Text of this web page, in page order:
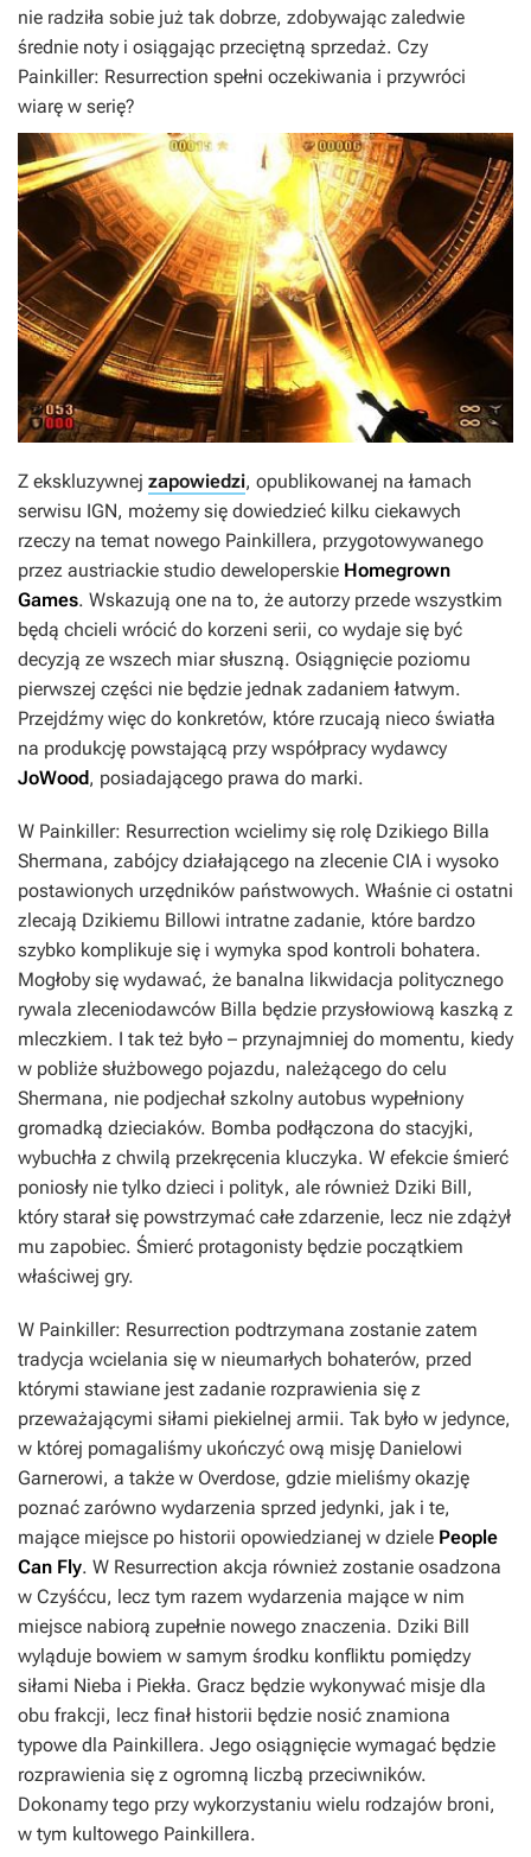
nie radziła sobie już tak dobrze, zdobywając zaledwie
średnie noty i osiągając przeciętną sprzedaż. Czy
Painkiller: Resurrection spełni oczekiwania i przywróci
wiarę w serię?
Z ekskluzywnej zapowiedzi, opublikowanej na łamach
serwisu IGN, możemy się dowiedzieć kilku ciekawych
rzeczy na temat nowego Painkillera, przygotowywanego
przez austriackie studio deweloperskie Homegrown
Games. Wskazują one na to, że autorzy przede wszystkim
będą chcieli wrócić do korzeni serii, co wydaje się być
decyzją ze wszech miar słuszną. Osiągnięcie poziomu
pierwszej części nie będzie jednak zadaniem łatwym.
Przejdźmy więc do konkretów, które rzucają nieco światła
na produkcję powstającą przy współpracy wydawcy
JoWood, posiadającego prawa do marki.
W Painkiller: Resurrection wcielimy się rolę Dzikiego Billa
Shermana, zabójcy działającego na zlecenie CIA i wysoko
postawionych urzędników państwowych. Właśnie ci ostatni
zlecają Dzikiemu Billowi intratne zadanie, które bardzo
szybko komplikuje się i wymyka spod kontroli bohatera.
Mogłoby się wydawać, że banalna likwidacja politycznego
rywala zleceniodawców Billa będzie przysłowiową kaszką z
mleczkiem. I tak też było – przynajmniej do momentu, kiedy
w pobliże służbowego pojazdu, należącego do celu
Shermana, nie podjechał szkolny autobus wypełniony
gromadką dzieciaków. Bomba podłączona do stacyjki,
wybuchła z chwilą przekręcenia kluczyka. W efekcie śmierć
poniosły nie tylko dzieci i polityk, ale również Dziki Bill,
który starał się powstrzymać całe zdarzenie, lecz nie zdążył
mu zapobiec. Śmierć protagonisty będzie początkiem
właściwej gry.
W Painkiller: Resurrection podtrzymana zostanie zatem
tradycja wcielania się w nieumarłych bohaterów, przed
którymi stawiane jest zadanie rozprawienia się z
przeważającymi siłami piekielnej armii. Tak było w jedynce,
w której pomagaliśmy ukończyć ową misję Danielowi
Garnerowi, a także w Overdose, gdzie mieliśmy okazję
poznać zarówno wydarzenia sprzed jedynki, jak i te,
mające miejsce po historii opowiedzianej w dziele People
Can Fly. W Resurrection akcja również zostanie osadzona
w Czyśćcu, lecz tym razem wydarzenia mające w nim
miejsce nabiorą zupełnie nowego znaczenia. Dziki Bill
wyląduje bowiem w samym środku konfliktu pomiędzy
siłami Nieba i Piekła. Gracz będzie wykonywać misje dla
obu frakcji, lecz finał historii będzie nosić znamiona
typowe dla Painkillera. Jego osiągnięcie wymagać będzie
rozprawienia się z ogromną liczbą przeciwników.
Dokonamy tego przy wykorzystaniu wielu rodzajów broni,
w tym kultowego Painkillera.